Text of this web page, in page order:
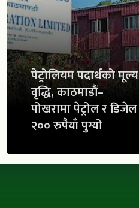
पेट्रोलियम पदार्थको मूल्य
वृद्धि, काठमाडौं–
पोखरामा पेट्रोल र डिजेल
२०० रुपैयाँ पुग्यो